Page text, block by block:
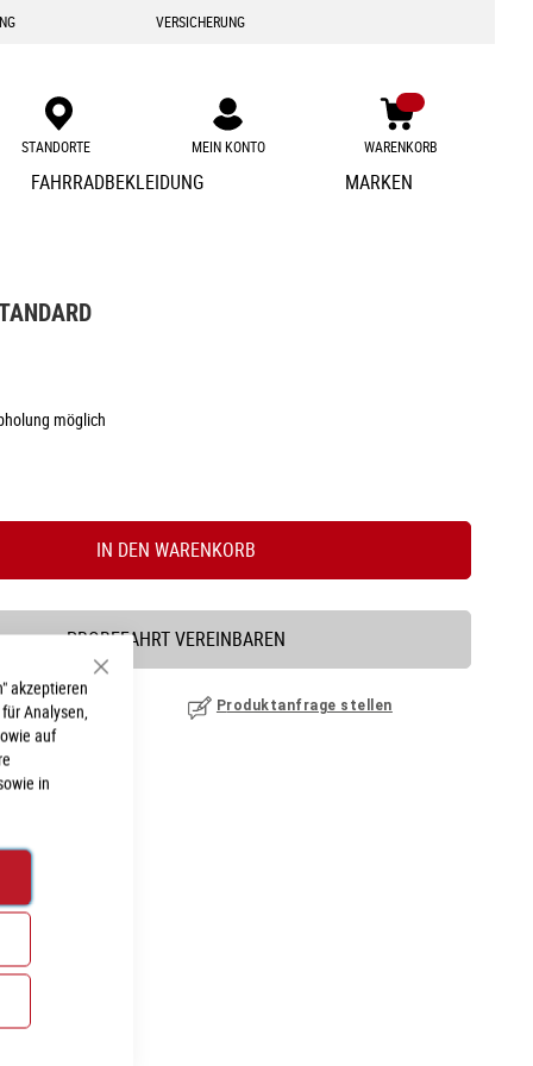
Schließen
akzeptieren
Analysen,
auf
in
VERSICHERUNG
MEIN KONTO WARENKORB
STANDORTE
FAHRRADBEKLEIDUNG MARKEN
möglich
IN DEN WARENKORB
PROBEFAHRT VEREINBAREN
|ansehen Produktanfrage stellen